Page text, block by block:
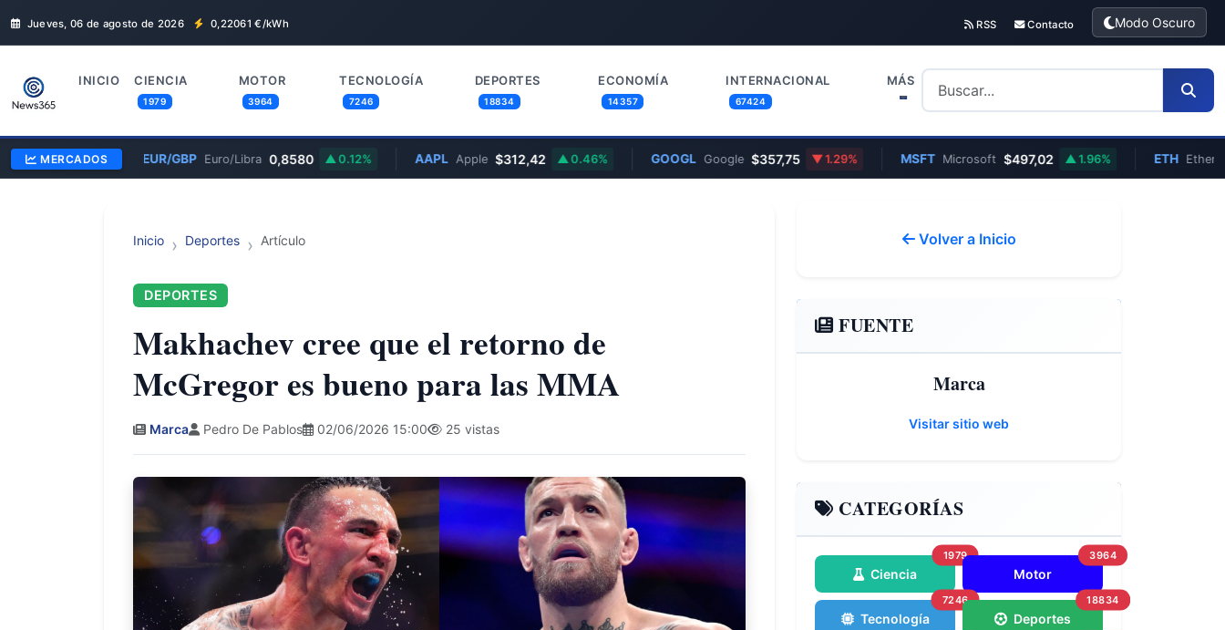
Jueves, 06 de agosto de 2026 0,22061 €/kWh RSS Contacto Modo Oscuro
INICIO CIENCIA
1979
MOTOR
3964
TECNOLOGÍA
7246
DEPORTES
18834
ECONOMÍA
14357
INTERNACIONAL
67424
MÁS
MERCADOS
3.4% EUR/GBP Euro/Libra 0,8580 0.12% Apple $312,42 0.46% GOOGL Google $357,75 1.29% MSFT Microsoft $497,02 1.96% Ethereum
Inicio Deportes Artículo
DEPORTES
Makhachev cree que el retorno de
McGregor es bueno para las MMA
Marca Pedro De Pablos 02/06/2026 15:00 25 vistas
Volver a Inicio
FUENTE
Marca
Visitar sitio web
CATEGORÍAS
Ciencia
1979
Motor
3964
Tecnología
7246
Deportes
18834